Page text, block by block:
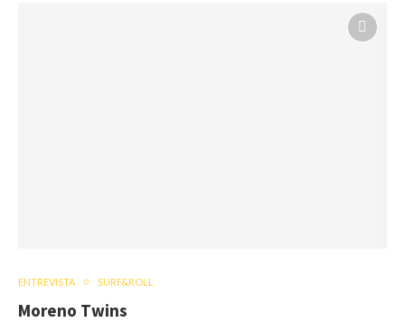
ENTREVISTA SURF&ROLL
Moreno Twins